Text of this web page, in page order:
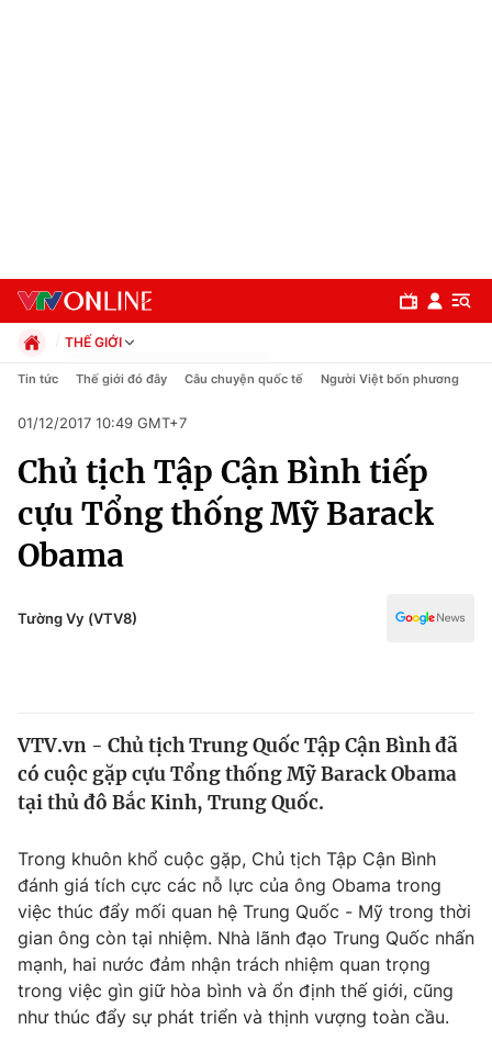
Chuyên mục
Chính trị
Xã hội
Pháp luật
Thế giới
Tin tức
Câu chuyện quốc tế
Kinh tế
Tài chính
Thị trường
Góc doanh nghiệp
Dữ liệu và đời sống
Truyền hình
Phim VTV
Giải trí
THẾ GIỚI
Chính trị
Pháp luật
Kinh tế
Thể thao
Truyền hình
Văn hóa - Giải trí
Công nghệ
Tin tức Thế giới đó đây Câu chuyện quốc tế Người Việt bốn phương
01/12/2017 10:49 GMT+7
Chủ tịch Tập Cận Bình tiếp
cựu Tổng thống Mỹ Barack
Obama
Tường Vy (VTV8)
VTV.vn - Chủ tịch Trung Quốc Tập Cận Bình đã
có cuộc gặp cựu Tổng thống Mỹ Barack Obama
tại thủ đô Bắc Kinh, Trung Quốc.
Trong khuôn khổ cuộc gặp, Chủ tịch Tập Cận Bình
đánh giá tích cực các nỗ lực của ông Obama trong
việc thúc đẩy mối quan hệ Trung Quốc - Mỹ trong thời
gian ông còn tại nhiệm. Nhà lãnh đạo Trung Quốc nhấn
mạnh, hai nước đảm nhận trách nhiệm quan trọng
trong việc gìn giữ hòa bình và ổn định thế giới, cũng
như thúc đẩy sự phát triển và thịnh vượng toàn cầu.